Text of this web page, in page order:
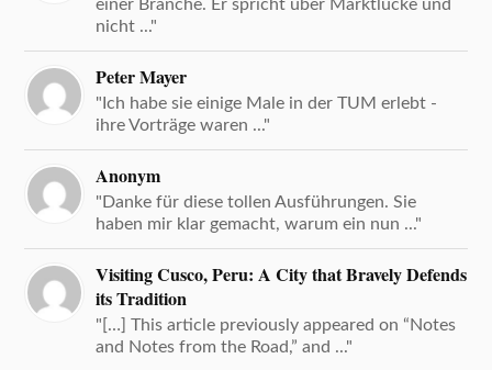
einer Branche. Er spricht über Marktlücke und
nicht ..."
Peter Mayer
"Ich habe sie einige Male in der TUM erlebt -
ihre Vorträge waren ..."
Anonym
"Danke für diese tollen Ausführungen. Sie
haben mir klar gemacht, warum ein nun ..."
Visiting Cusco, Peru: A City that Bravely Defends
its Tradition
"[…] This article previously appeared on “Notes
and Notes from the Road,” and ..."